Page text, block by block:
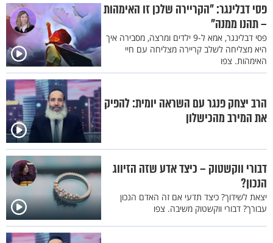
פסי דבלינגר: "הקריירה שלכן זו האימהות
– תהנו ממנה"
פסי דבלינגר, אמא ל-9 ילדים ומרצה, מסבירה איך
היא מצליחה לשלב קריירה מצליחה עם חיי
האימהות. צפו
הרב יצחק פנגר עם השראה יומית: להפיק
את המירב מהכישלון
דבורי ווקשטוק – כיצד אדע שזה הזיווג
הנכון?
יצאת לשידוך? כיצד תדעי אם זה האדם הנכון
עבורך? דבורי ווקשטוק משיבה. צפו